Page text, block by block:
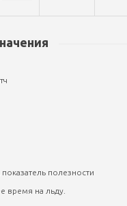
полезности
время на льду.